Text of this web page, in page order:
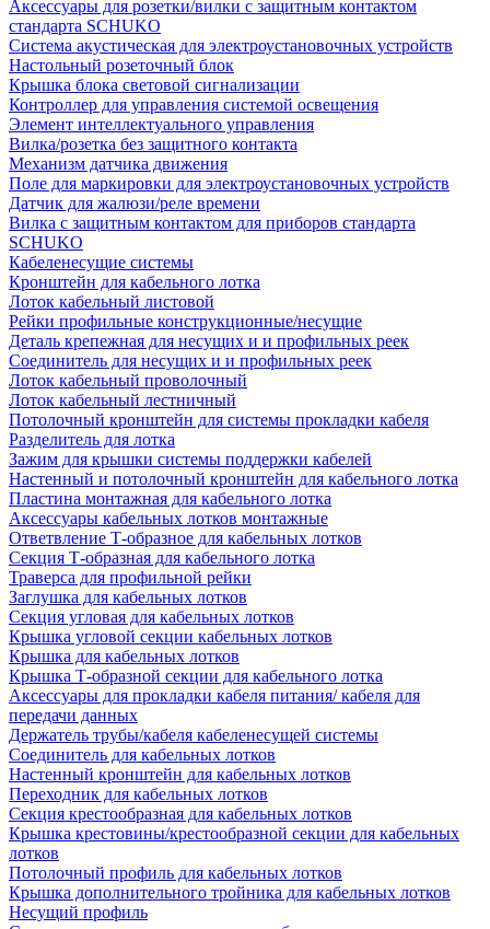
Аксессуары для розетки/вилки с защитным контактом
стандарта SCHUKO
Система акустическая для электроустановочных устройств
Настольный розеточный блок
Крышка блока световой сигнализации
Контроллер для управления системой освещения
Элемент интеллектуального управления
Вилка/розетка без защитного контакта
Механизм датчика движения
Поле для маркировки для электроустановочных устройств
Датчик для жалюзи/реле времени
Вилка с защитным контактом для приборов стандарта
SCHUKO
Кабеленесущие системы
Кронштейн для кабельного лотка
Лоток кабельный листовой
Рейки профильные конструкционные/несущие
Деталь крепежная для несущих и и профильных реек
Соединитель для несущих и и профильных реек
Лоток кабельный проволочный
Лоток кабельный лестничный
Потолочный кронштейн для системы прокладки кабеля
Разделитель для лотка
Зажим для крышки системы поддержки кабелей
Настенный и потолочный кронштейн для кабельного лотка
Пластина монтажная для кабельного лотка
Аксессуары кабельных лотков монтажные
Ответвление Т-образное для кабельных лотков
Секция Т-образная для кабельного лотка
Траверса для профильной рейки
Заглушка для кабельных лотков
Секция угловая для кабельных лотков
Крышка угловой секции кабельных лотков
Крышка для кабельных лотков
Крышка Т-образной секции для кабельного лотка
Аксессуары для прокладки кабеля питания/ кабеля для
передачи данных
Держатель трубы/кабеля кабеленесущей системы
Соединитель для кабельных лотков
Настенный кронштейн для кабельных лотков
Переходник для кабельных лотков
Секция крестообразная для кабельных лотков
Крышка крестовины/крестообразной секции для кабельных
лотков
Потолочный профиль для кабельных лотков
Крышка дополнительного тройника для кабельных лотков
Несущий профиль